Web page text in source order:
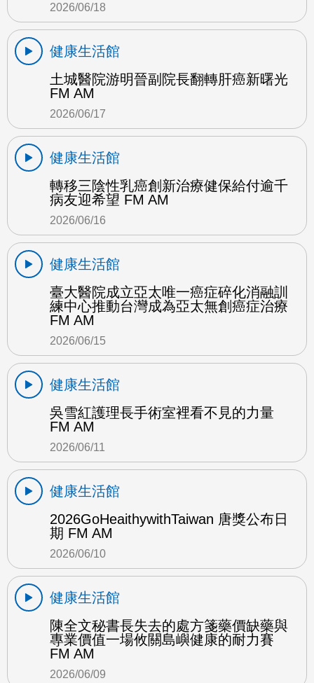
2026/06/18
健康生活館
土城醫院游明晉副院長翻轉肝癌新曙光
FM AM
2026/06/17
健康生活館
轉移三陰性乳癌創新治療健保給付逾千
病友迎希望 FM AM
2026/06/16
健康生活館
臺大醫院成立亞太唯一癌症碎化消融訓
練中心推動台灣成為亞太無創癌症治療
FM AM
2026/06/15
健康生活館
吳雪紅護理長手術室裡看不見的力量
FM AM
2026/06/11
健康生活館
2026GoHeaithywithTaiwan 唐獎公布日
期 FM AM
2026/06/10
健康生活館
陳全文秘書長失去的處方箋藥價缺藥與
專業價值一場攸關島嶼健康的耐力賽
FM AM
2026/06/09